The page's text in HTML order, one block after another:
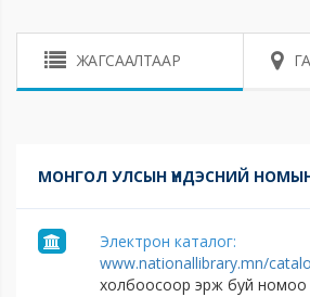
ЖАГСААЛТААР
МОНГОЛ УЛСЫН ҮНДЭСНИЙ
Электрон каталог:
www.nationallibrary.mn/
холбоосоор эрж буй номоо